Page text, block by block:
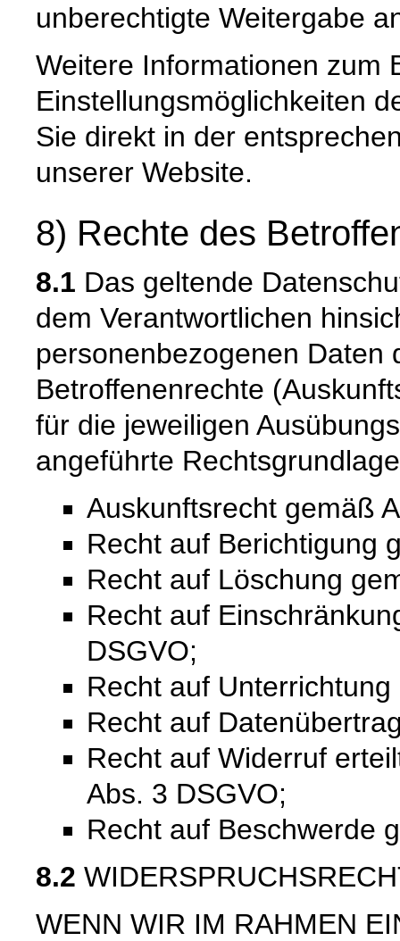
unberechtigte Weitergabe
Weitere Informationen zum
Einstellungsmöglichkeiten
Sie direkt in der
unserer Website.
8) Rechte des
8.1 Das geltende
dem Verantwortlichen
personenbezogenen Daten
Betroffenenrechte
für die jeweiligen
angeführte
Auskunftsrecht gemäß
Recht auf Berichtigung
Recht auf Löschung
Recht auf
DSGVO;
Recht auf
Recht auf
Recht auf Widerruf
Abs. 3 DSGVO;
Recht auf Beschwerde
8.2
WENN WIR IM RAHMEN